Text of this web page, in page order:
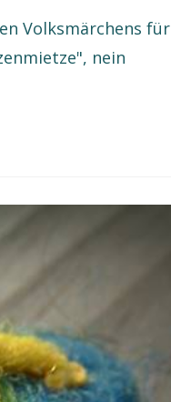
Volksmärchens für
nein